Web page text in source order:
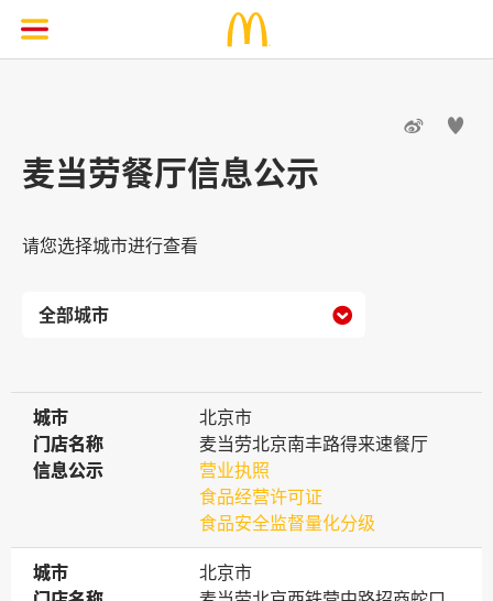
 
麦当劳餐厅信息公示
请您选择城市进行查看

城市
城市
北京市
门店名称
门店名称
麦当劳北京南丰路得来速餐厅
信息公示
信息公示
营业执照
食品经营许可证
食品安全监督量化分级
城市
城市
北京市